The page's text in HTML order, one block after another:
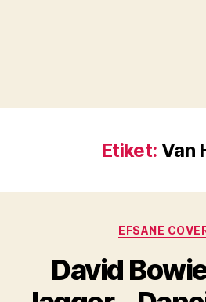
Etiket: Van
EFSANE
David